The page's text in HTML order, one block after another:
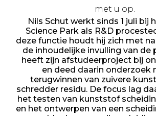
met u op.
Nils Schut werkt sinds 1 juli bij
Science Park als R&D
deze functie houdt hij zich met
de inhoudelijke invulling van de
heeft zijn afstudeerproject bij
en deed daarin onderzoek
terugwinnen van zuivere
schredder residu. De focus lag
het testen van kunststof
en het ontwerpen van een